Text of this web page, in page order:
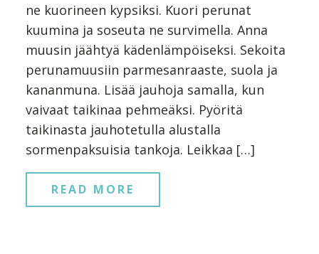
ne kuorineen kypsiksi. Kuori perunat
kuumina ja soseuta ne survimella. Anna
muusin jäähtyä kädenlämpöiseksi. Sekoita
perunamuusiin parmesanraaste, suola ja
kananmuna. Lisää jauhoja samalla, kun
vaivaat taikinaa pehmeäksi. Pyöritä
taikinasta jauhotetulla alustalla
sormenpaksuisia tankoja. Leikkaa […]
READ MORE